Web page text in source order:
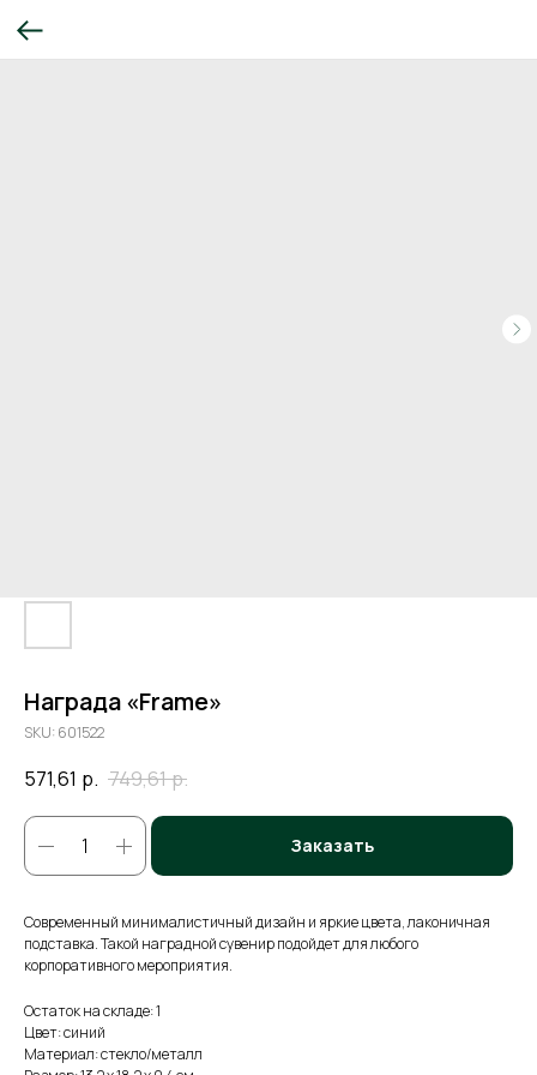
Награда «Frame»
SKU: 601522
571,61 р. 749,61р.
Заказать
Современный минималистичный дизайн и яркие цвета, лаконичная
подставка. Такой наградной сувенир подойдет для любого
корпоративного мероприятия.
Остаток на складе: 1
Цвет: синий
Материал: стекло/металл